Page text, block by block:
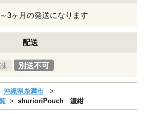
3ヶ月の発送になります
配送
別送不可
沖縄県糸満市
shurioriPouch 濃紺